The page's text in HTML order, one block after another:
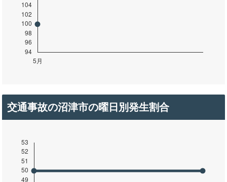
交通事故の沼津市の曜日別発生割合